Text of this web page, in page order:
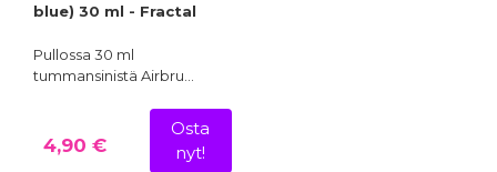
blue) 30 ml - Fractal
Pullossa 30 ml
tummansinistä Airbru…
4,90 €
Osta
nyt!